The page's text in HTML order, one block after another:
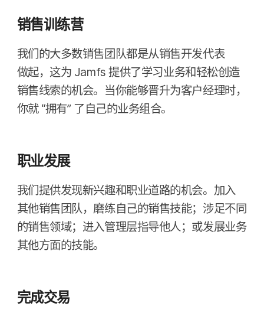
销售训​练营
我们​的​大多数​销售​团队​都​是​从​销售​开发​代表​
做起，​这​为 Jamfs提供​了​学习​业务​和​轻松​创造​
销​售线索​的​机会。​当​你​能够​晋升​为​客户​经理​时，​
你​就 “拥有” 了​自己​的​业务​组合。
职业​发展
我们​提供​发现​新​兴趣​和​职业​道路​的​机会。​加入​
其他​销售​团队，​磨练​自己​的​销售​技能；​涉足​不同​
的​销售​领域；​进入​管理层​指导​他​人；​或​发展​业务​
其他​方面​的​技能。
完成​交易